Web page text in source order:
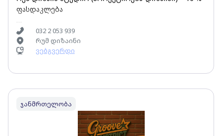
ფასდაკლება
გალერეა რუმ დიზაინი (ინტერიერის მოსაწყობი-
მოსაპირკეთებელი პროდუქცია) – 20% ფასდაკლება
შენიშვნა: ფასდაკლება არ გავრცელდება მიმდინარე
032 2 053 939
რუმ დიზაინი
ვებგვერდი
ჯანმრთელობა